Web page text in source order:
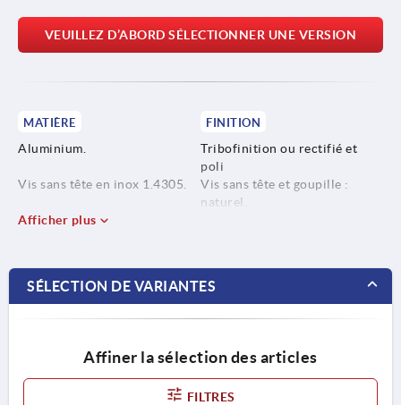
VEUILLEZ D’ABORD SÉLECTIONNER UNE VERSION
MATIÈRE
Aluminium.
Vis sans tête en inox 1.4305.
Goupille en inox 1.4310.
FINITION
Tribofinition ou rectifié et
poli
Vis sans tête et goupille :
naturel.
Afficher plus
SÉLECTION DE VARIANTES
Affiner la sélection des articles
FILTRES